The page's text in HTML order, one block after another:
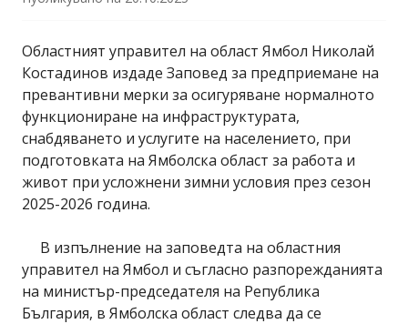
Областният управител на област Ямбол Николай
Костадинов издаде Заповед за предприемане на
превантивни мерки за осигуряване нормалното
функциониране на инфраструктурата,
снабдяването и услугите на населението, при
подготовката на Ямболска област за работа и
живот при усложнени зимни условия през сезон
2025-2026 година.
В изпълнение на заповедта на областния
управител на Ямбол и съгласно разпорежданията
на министър-председателя на Република
България, в Ямболска област следва да се